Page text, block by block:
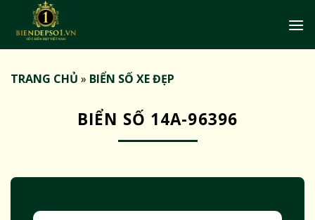
TRANG CHỦ » BIỂN SỐ XE ĐẸP
BIỂN SỐ 14A-96396